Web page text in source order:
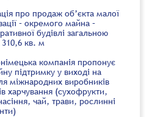
про продаж об’єкта малої
– окремого майна –
будівлі загальною
кв. м
компанія пропонує
підтримку у виході на
міжнародних виробників
харчування (сухофрукти,
чай, трави, рослинні